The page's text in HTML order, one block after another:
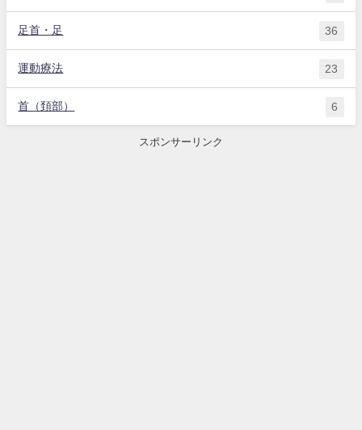
足首・足 36
運動療法 23
首（頚部） 6
スポンサーリンク